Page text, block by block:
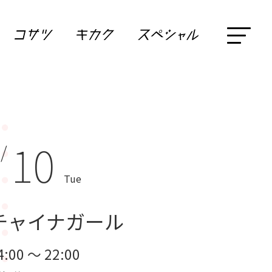
10 Tue
ャイナガール
～ 22:00